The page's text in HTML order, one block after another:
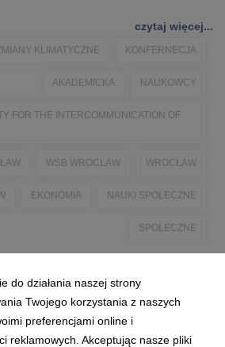
czytaj więcej...
KLIMATYCZNE KONFERNECJA
AKADEMICKA NAUKOWCY
FOR THE INTERCOMMUNICATION OF
WSB WROCLAW WROCŁAW
EKONOMIA NAUKI SPOŁECZNE
SPOŁECZNE
do działania naszej strony
Twojego korzystania z naszych
preferencjami online i
reklamowych. Akceptując nasze pliki